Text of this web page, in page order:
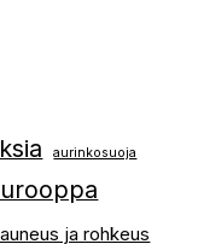
aurinkosuoja
ja rohkeus